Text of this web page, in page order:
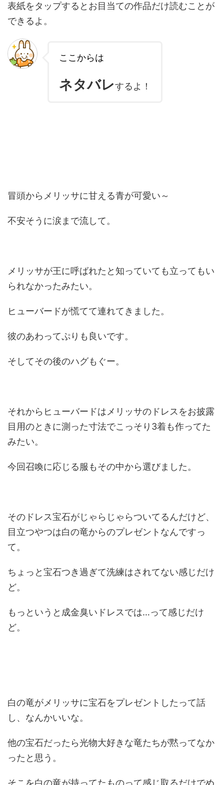
表紙をタップするとお目当ての作品だけ読むことが
できるよ。
ここからは
ネタバレするよ！
冒頭からメリッサに甘える青が可愛い～
不安そうに涙まで流して。
メリッサが王に呼ばれたと知っていても立ってもい
られなかったみたい。
ヒューバードが慌てて連れてきました。
彼のあわってぷりも良いです。
そしてその後のハグもぐー。
それからヒューバードはメリッサのドレスをお披露
目用のときに測った寸法でこっそり3着も作ってた
みたい。
今回召喚に応じる服もその中から選びました。
そのドレス宝石がじゃらじゃらついてるんだけど、
目立つやつは白の竜からのプレゼントなんですっ
て。
ちょっと宝石つき過ぎて洗練はされてない感じだけ
ど。
もっというと成金臭いドレスでは…って感じだけ
ど。
白の竜がメリッサに宝石をプレゼントしたって話
し、なんかいいな。
他の宝石だったら光物大好きな竜たちが黙ってなか
ったと思う。
そこを白の竜が持ってたものって感じ取るだけでめ